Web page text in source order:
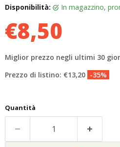
Disponibilità:
in magazzino,
€8,50
Miglior prezzo negli ultimi 30
Prezzo di listino: €13,20 -35%
Quantità